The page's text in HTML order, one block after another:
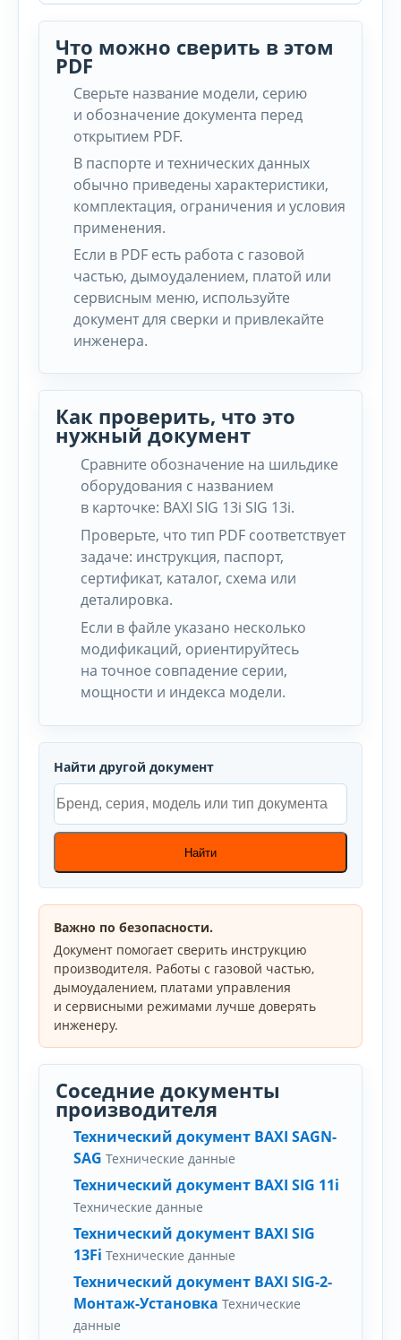
Что можно сверить в этом
PDF
Сверьте название модели, серию
и обозначение документа перед
открытием PDF.
В паспорте и технических данных
обычно приведены характеристики,
комплектация, ограничения и условия
применения.
Если в PDF есть работа с газовой
частью, дымоудалением, платой или
сервисным меню, используйте
документ для сверки и привлекайте
инженера.
Как проверить, что это
нужный документ
Сравните обозначение на шильдике
оборудования с названием
в карточке: BAXI SIG 13i SIG 13i.
Проверьте, что тип PDF соответствует
задаче: инструкция, паспорт,
сертификат, каталог, схема или
деталировка.
Если в файле указано несколько
модификаций, ориентируйтесь
на точное совпадение серии,
мощности и индекса модели.
Найти другой документ
Найти
Важно по безопасности.
Документ помогает сверить инструкцию
производителя. Работы с газовой частью,
дымоудалением, платами управления
и сервисными режимами лучше доверять
инженеру.
Соседние документы
производителя
Технический документ BAXI SAGN-
SAG Технические данные
Технический документ BAXI SIG 11i
Технические данные
Технический документ BAXI SIG
13Fi Технические данные
Технический документ BAXI SIG-2-
Монтаж-Установка Технические
данные